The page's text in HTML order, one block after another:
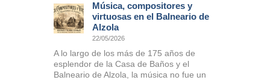
Música, compositores y
virtuosas en el Balneario de
Alzola
22/05/2026
A lo largo de los más de 175 años de
esplendor de la Casa de Baños y el
Balneario de Alzola, la música no fue un